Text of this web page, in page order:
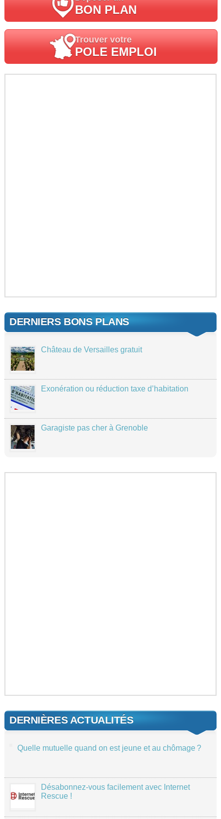
BON PLAN
Trouver votre
POLE EMPLOI
DERNIERS BONS PLANS
Château de Versailles gratuit
Exonération ou réduction taxe d’habitation
Garagiste pas cher à Grenoble
DERNIÈRES ACTUALITÉS
Quelle mutuelle quand on est jeune et au chômage ?
Désabonnez-vous facilement avec Internet
Rescue !